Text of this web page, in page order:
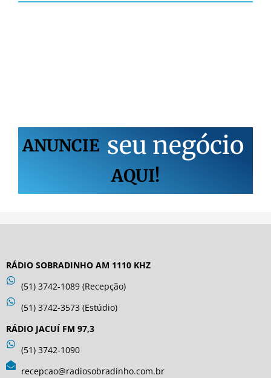
ANUNCIE seu negócio
AQUI!
RÁDIO SOBRADINHO AM 1110 KHZ
(51) 3742-1089 (Recepção)
(51) 3742-3573 (Estúdio)
RÁDIO JACUÍ FM 97,3
(51) 3742-1090
recepcao@radiosobradinho.com.br